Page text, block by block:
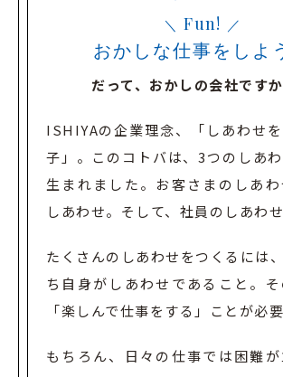
Fun!
おかしな仕事をしよ
だって、おかしの会社ですか
ISHIYAの企業理念、「しあわせ
子」。 このコトバは、3つのしあ
生まれました。 お客さまのしあ
しあわせ。そして、社員のしあわせ
たくさんのしあわせをつくるには
ち自身がしあわせであること。
「楽しんで仕事をする」ことが必要
もちろん、日々の仕事では困難